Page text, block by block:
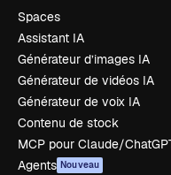
Spaces
Assistant IA
Générateur d’images IA
Générateur de vidéos IA
Générateur de voix IA
Contenu de stock
MCP pour Claude/
Agents Nouveau